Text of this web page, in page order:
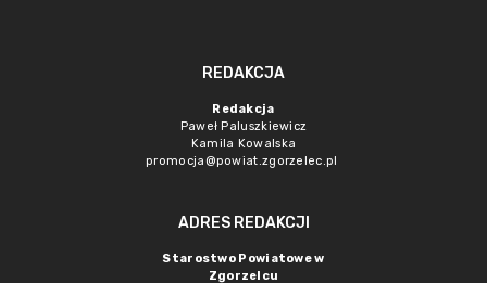
REDAKCJA
Redakcja
Paweł Paluszkiewicz
Kamila Kowalska
promocja@powiat.zgorzelec.pl
ADRES REDAKCJI
Starostwo Powiatowe w
Zgorzelcu